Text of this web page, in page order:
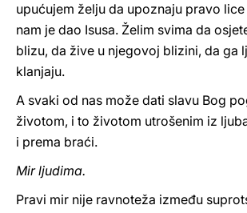
upućujem želju da upoznaju pravo
nam je dao Isusa. Želim svima da
blizu, da žive u njegovoj blizini, da ga
klanjaju.
A svaki od nas može dati slavu Bog
životom, i to životom utrošenim iz
i prema braći.
Mir ljudima.
Pravi mir nije ravnoteža između